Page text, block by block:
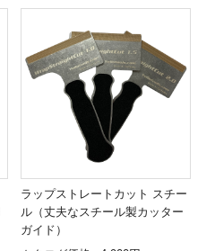
ラップストレートカット スチー
ル（丈夫なスチール製カッター
ガイド）